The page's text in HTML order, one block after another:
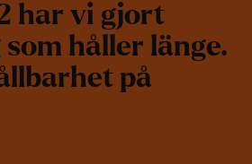
har vi gjort
som håller länge.
llbarhet på